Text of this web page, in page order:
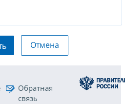
Отмена
Обратная
связь